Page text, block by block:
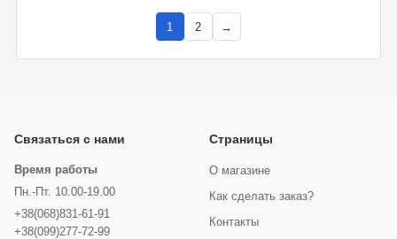
1 2 →
Связаться с нами
Время работы
Пн.-Пт. 10.00-19.00
+38(068)831-61-91
+38(099)277-72-99
Страницы
О магазине
Как сделать заказ?
Контакты